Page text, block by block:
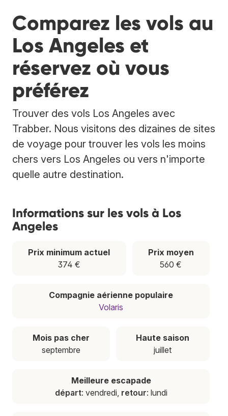
Comparez les vols au
Los Angeles et
réservez où vous
préférez
Trouver des vols Los Angeles avec
Trabber. Nous visitons des dizaines de sites
de voyage pour trouver les vols les moins
chers vers Los Angeles ou vers n'importe
quelle autre destination.
Informations sur les vols à Los
Angeles
Prix minimum actuel
374 €
Prix moyen
560 €
Compagnie aérienne populaire
Volaris
Mois pas cher
septembre
Haute saison
juillet
Meilleure escapade
départ: vendredi, retour: lundi